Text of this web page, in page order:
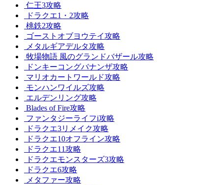
仁王3攻略
ドラクエ1・2攻略
桃鉄2攻略
ゴーストオブヨウテイ攻略
メタルギアデルタ攻略
牧場物語 風のグランドバザール攻略
ドンキーコングバナンザ攻略
マリオカートワールド攻略
モンハンワイルズ攻略
エルデンリング攻略
Blades of Fire攻略
ファンタジーライフi攻略
ドラクエ3リメイク攻略
ドラクエ10オフライン攻略
ドラクエ11攻略
ドラクエモンスターズ3攻略
ドラクエ6攻略
メタファー攻略